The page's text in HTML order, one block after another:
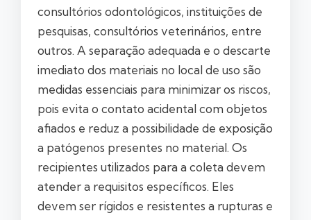
consultórios odontológicos, instituições de
pesquisas, consultórios veterinários, entre
outros. A separação adequada e o descarte
imediato dos materiais no local de uso são
medidas essenciais para minimizar os riscos,
pois evita o contato acidental com objetos
afiados e reduz a possibilidade de exposição
a patógenos presentes no material. Os
recipientes utilizados para a coleta devem
atender a requisitos específicos. Eles
devem ser rígidos e resistentes a rupturas e